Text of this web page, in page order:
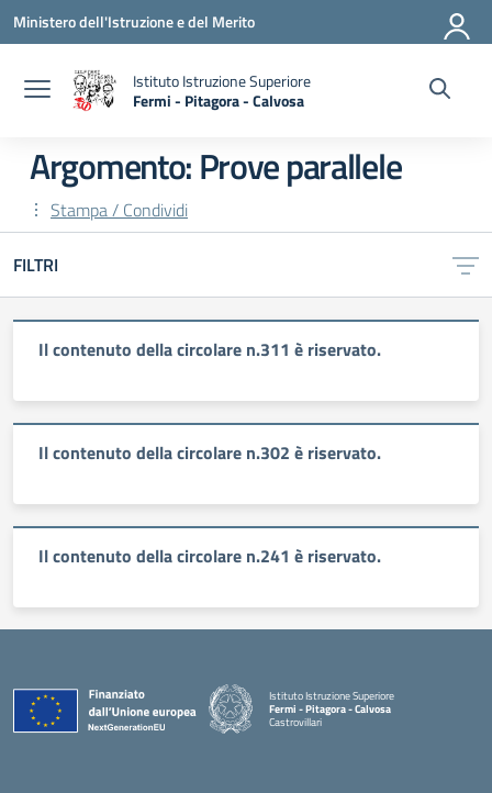
Vai ai contenuti
Vai al menu di navigazione
Vai al footer
Ministero dell'Istruzione e del Merito
Istituto Istruzione Superiore
Fermi - Pitagora - Calvosa
— Visita la pagina iniziale della scuola
Argomento: Prove parallele
Stampa / Condividi
FILTRI
Il contenuto della circolare n.311 è riservato.
Il contenuto della circolare n.302 è riservato.
Il contenuto della circolare n.241 è riservato.
Istituto Istruzione Superiore
Fermi - Pitagora - Calvosa
Castrovillari